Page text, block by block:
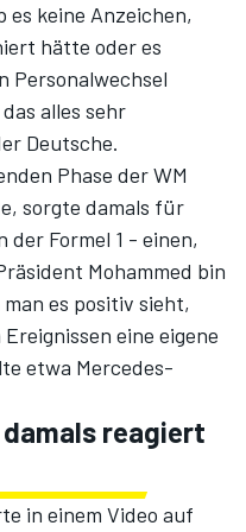
es keine Anzeichen,
hätte oder es
Personalwechsel
alles sehr
Deutsche.
Phase der WM
sorgte damals für
Formel 1 - einen,
Mohammed bin
es positiv sieht,
eine eigene
etwa Mercedes-
reagiert
in einem Video auf